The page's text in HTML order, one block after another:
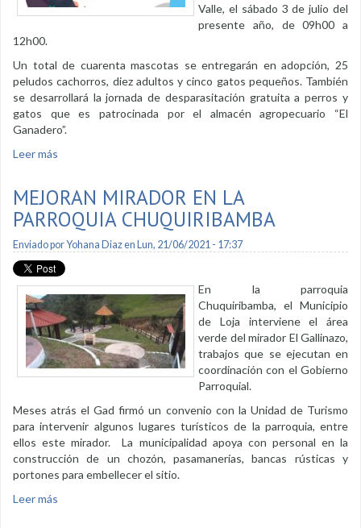
Valle, el sábado 3 de julio del
presente año, de 09h00 a
12h00.
Un total de cuarenta mascotas se entregarán en adopción, 25
peludos cachorros, diez adultos y cinco gatos pequeños. También
se desarrollará la jornada de desparasitación gratuita a perros y
gatos que es patrocinada por el almacén agropecuario “El
Ganadero”.
Leer más
MEJORAN MIRADOR EN LA
PARROQUIA CHUQUIRIBAMBA
Enviado porYohana Diazen Lun, 21/06/2021 - 17:37
En la parroquia
Chuquiribamba, el Municipio
de Loja interviene el área
verde del mirador El Gallinazo,
trabajos que se ejecutan en
coordinación con el Gobierno
Parroquial.
Meses atrás el Gad firmó un convenio con la Unidad de Turismo
para intervenir algunos lugares turísticos de la parroquia, entre
ellos este mirador. La municipalidad apoya con personal en la
construcción de un chozón, pasamanerías, bancas rústicas y
portones para embellecer el sitio.
Leer más